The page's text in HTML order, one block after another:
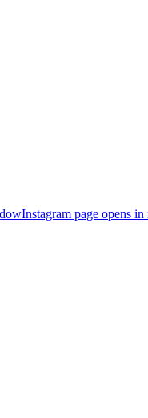
Instagram page opens